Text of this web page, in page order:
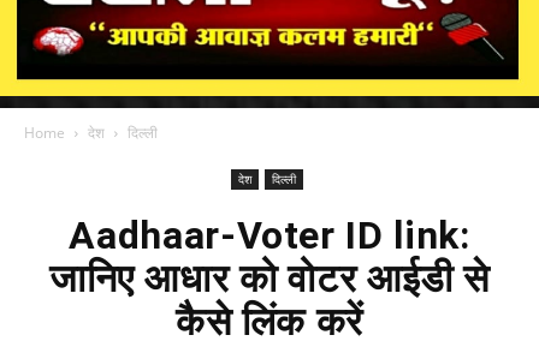
Home देश दिल्ली
देश दिल्ली
Aadhaar-Voter ID link:
जानिए आधार को वोटर आईडी से
कैसे लिंक करें